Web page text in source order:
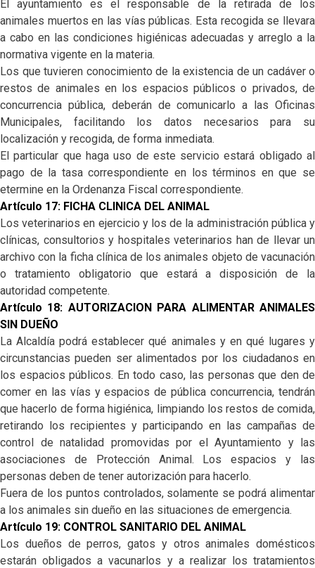
El ayuntamiento es el responsable de la retirada de los
animales muertos en las vías públicas. Esta recogida se llevara
a cabo en las condiciones higiénicas adecuadas y arreglo a la
normativa vigente en la materia.
Los que tuvieren conocimiento de la existencia de un cadáver o
restos de animales en los espacios públicos o privados, de
concurrencia pública, deberán de comunicarlo a las Oficinas
Municipales, facilitando los datos necesarios para su
localización y recogida, de forma inmediata.
El particular que haga uso de este servicio estará obligado al
pago de la tasa correspondiente en los términos en que se
etermine en la Ordenanza Fiscal correspondiente.
Artículo 17: FICHA CLINICA DEL ANIMAL
Los veterinarios en ejercicio y los de la administración pública y
clínicas, consultorios y hospitales veterinarios han de llevar un
archivo con la ficha clínica de los animales objeto de vacunación
o tratamiento obligatorio que estará a disposición de la
autoridad competente.
Artículo 18: AUTORIZACION PARA ALIMENTAR ANIMALES
SIN DUEÑO
La Alcaldía podrá establecer qué animales y en qué lugares y
circunstancias pueden ser alimentados por los ciudadanos en
los espacios públicos. En todo caso, las personas que den de
comer en las vías y espacios de pública concurrencia, tendrán
que hacerlo de forma higiénica, limpiando los restos de comida,
retirando los recipientes y participando en las campañas de
control de natalidad promovidas por el Ayuntamiento y las
asociaciones de Protección Animal. Los espacios y las
personas deben de tener autorización para hacerlo.
Fuera de los puntos controlados, solamente se podrá alimentar
a los animales sin dueño en las situaciones de emergencia.
Artículo 19: CONTROL SANITARIO DEL ANIMAL
Los dueños de perros, gatos y otros animales domésticos
estarán obligados a vacunarlos y a realizar los tratamientos